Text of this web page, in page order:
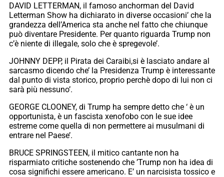
DAVID LETTERMAN, il famoso anchorman del David
Letterman Show ha dichiarato in diverse occasioni’ che la
grandezza dell’America sta anche nel fatto che chiunque
può diventare Presidente. Per quanto riguarda Trump non
c’è niente di illegale, solo che è spregevole’.
JOHNNY DEPP, il Pirata dei Caraibi,si è lasciato andare al
sarcasmo dicendo che’ la Presidenza Trump è interessante
dal punto di vista storico, proprio perchè dopo di lui non ci
sarà più nessuno’.
GEORGE CLOONEY, di Trump ha sempre detto che ‘ è un
opportunista, è un fascista xenofobo con le sue idee
estreme come quella di non permettere ai musulmani di
entrare nel Paese’.
BRUCE SPRINGSTEEN, il mitico cantante non ha
risparmiato critiche sostenendo che ’Trump non ha idea di
cosa significhi essere americano. E’ un narcisista tossico e